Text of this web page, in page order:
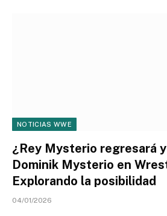
NOTICIAS WWE
¿Rey Mysterio regresará
Dominik Mysterio en
Explorando la posibilidad
04/01/2026